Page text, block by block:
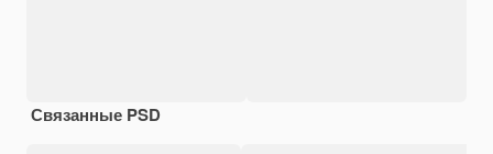
Связанные PSD